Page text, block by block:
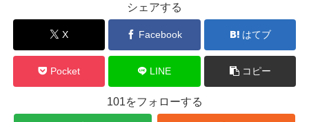
シェアする
X Facebook はてブ
Pocket LINE コピー
101をフォローする